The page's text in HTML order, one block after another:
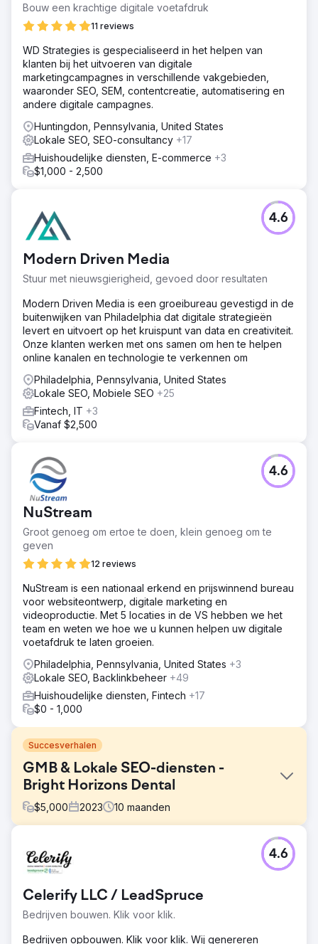
Bouw een krachtige digitale voetafdruk
11 reviews
WD Strategies is gespecialiseerd in het helpen van
klanten bij het uitvoeren van digitale
marketingcampagnes in verschillende vakgebieden,
waaronder SEO, SEM, contentcreatie, automatisering en
andere digitale campagnes.
Huntingdon, Pennsylvania, United States
Lokale SEO, SEO-consultancy +17
Huishoudelijke diensten, E-commerce +3
$1,000 - 2,500
Modern Driven Media
Stuur met nieuwsgierigheid, gevoed door resultaten
4.6
Modern Driven Media is een groeibureau gevestigd in de
buitenwijken van Philadelphia dat digitale strategieën
levert en uitvoert op het kruispunt van data en creativiteit.
Onze klanten werken met ons samen om hen te helpen
online kanalen en technologie te verkennen om
Philadelphia, Pennsylvania, United States
Lokale SEO, Mobiele SEO +25
Fintech, IT +3
Vanaf $2,500
NuStream
Groot genoeg om ertoe te doen, klein genoeg om te
geven
12 reviews
4.6
NuStream is een nationaal erkend en prijswinnend bureau
voor websiteontwerp, digitale marketing en
videoproductie. Met 5 locaties in de VS hebben we het
team en weten we hoe we u kunnen helpen uw digitale
voetafdruk te laten groeien.
Philadelphia, Pennsylvania, United States +3
Lokale SEO, Backlinkbeheer +49
Huishoudelijke diensten, Fintech +17
$0 - 1,000
Succesverhalen
GMB & Lokale SEO-diensten -
Bright Horizons Dental
$5,000 2023 10 maanden
De klant wil zich richten op locatiegebaseerde
trefwoorden voor het bedrijf en eist on-page
kopteksten, etc. Het organische websiteverkeer moet
worden verhoogd om meer organische leads te
genereren en zo de merkwaarde te vergroten.
Celerify LLC / LeadSpruce
Bedrijven bouwen. Klik voor klik.
4.6
Bedrijven opbouwen. Klik voor klik. Wij genereren